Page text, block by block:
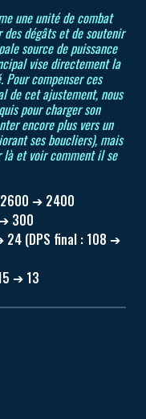
une unité de combat
dégâts et de soutenir
source de puissance
vise directement la
compenser ces
de cet ajustement, nous
pour charger son
encore plus vers un
ses boucliers), mais
là et voir comment il se
➔ 2400
300
(DPS final : 108 ➔
➔ 13